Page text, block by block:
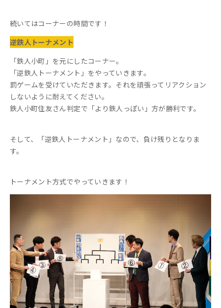
続いてはコーナーの時間です！
逆鉄人トーナメント
「鉄人小町」を元にしたコーナー。
「逆鉄人トーナメント」をやっていきます。
罰ゲームを受けていただきます。それを頑張ってリアクション
しないように耐えてください。
鉄人小町住友さん判定で「より鉄人っぽい」方が勝利です。
そして、「逆鉄人トーナメント」なので、負け残りとなりま
す。
トーナメント方式でやっていきます！